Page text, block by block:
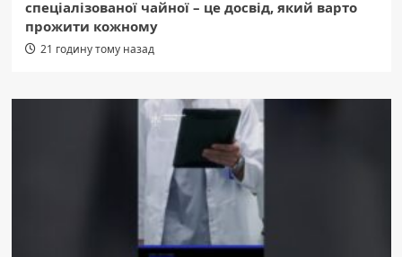
спеціалізованої чайної – це досвід, який варто
прожити кожному
21 годину тому назад